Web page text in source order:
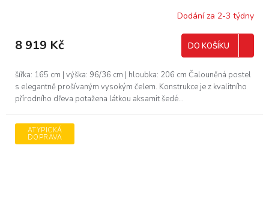
Dodání za 2-3 týdny
8 919 Kč DO KOŠÍKU
šířka: 165 cm | výška: 96/36 cm | hloubka: 206 cm Čalouněná postel
s elegantně prošívaným vysokým čelem. Konstrukce je z kvalitního
přírodního dřeva potažena látkou aksamit šedé...
ATYPICKÁ
DOPRAVA